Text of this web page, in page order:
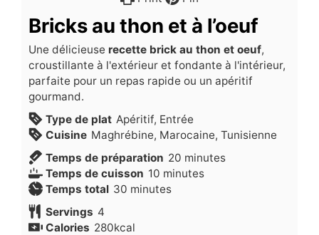
Bricks au thon et à l’oeuf
Une délicieuse recette brick au thon et oeuf,
croustillante à l'extérieur et fondante à l'intérieur,
parfaite pour un repas rapide ou un apéritif
gourmand.
Type de plat Apéritif, Entrée
Cuisine Maghrébine, Marocaine, Tunisienne
Temps de préparation 20minutes
minutes
Temps de cuisson 10minutes
minutes
Temps total 30minutes
minutes
Servings 4
Calories 280kcal